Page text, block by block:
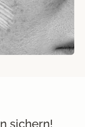
sichern!